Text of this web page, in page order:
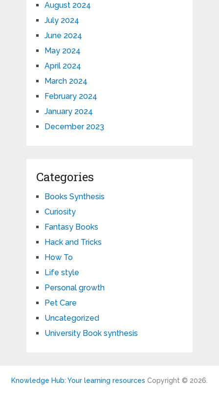
August 2024
July 2024
June 2024
May 2024
April 2024
March 2024
February 2024
January 2024
December 2023
Categories
Books Synthesis
Curiosity
Fantasy Books
Hack and Tricks
How To
Life style
Personal growth
Pet Care
Uncategorized
University Book synthesis
Knowledge Hub: Your learning resources Copyright © 2026.